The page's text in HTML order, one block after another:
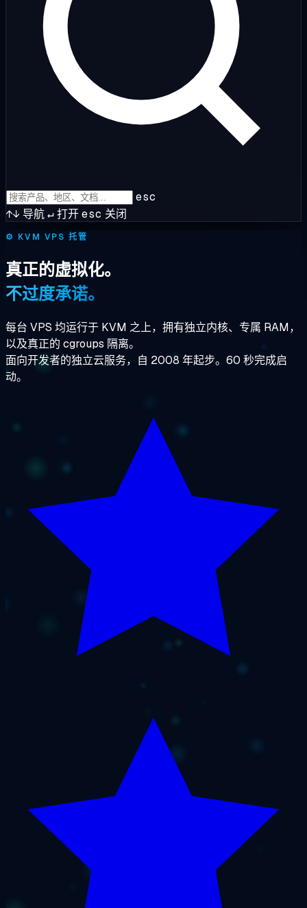
esc
↑↓ 导航↵打开esc 关闭
⚙️ KVM VPS 托管
真正的虚拟化。
不过度承诺。
每台 VPS 均运行于 KVM 之上，拥有独立内核、专属 RAM，
以及真正的 cgroups 隔离。
面向开发者的独立云服务，自 2008 年起步。60 秒完成启
动。